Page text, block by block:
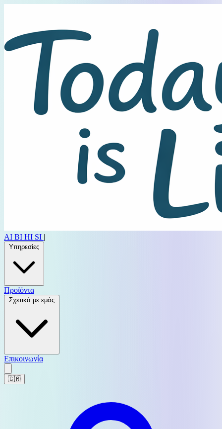
AI BI HI SI |
Υπηρεσίες
Προϊόντα
Σχετικά με εμάς
Επικοινωνία
🇬🇷